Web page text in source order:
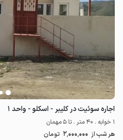
اجاره سوئیت در کلیبر - اسکلو - واحد ۱
1 خوابه . 40 متر . تا 5 مهمان
هر شب از 2٬000٬000 تومان